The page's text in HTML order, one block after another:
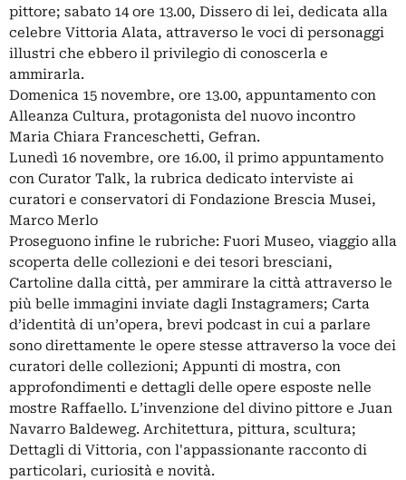
pittore; sabato 14 ore 13.00, Dissero di lei, dedicata alla
celebre Vittoria Alata, attraverso le voci di personaggi
illustri che ebbero il privilegio di conoscerla e
ammirarla.
Domenica 15 novembre, ore 13.00, appuntamento con
Alleanza Cultura, protagonista del nuovo incontro
Maria Chiara Franceschetti, Gefran.
Lunedì 16 novembre, ore 16.00, il primo appuntamento
con Curator Talk, la rubrica dedicato interviste ai
curatori e conservatori di Fondazione Brescia Musei,
Marco Merlo
Proseguono infine le rubriche: Fuori Museo, viaggio alla
scoperta delle collezioni e dei tesori bresciani,
Cartoline dalla città, per ammirare la città attraverso le
più belle immagini inviate dagli Instagramers; Carta
d’identità di un’opera, brevi podcast in cui a parlare
sono direttamente le opere stesse attraverso la voce dei
curatori delle collezioni; Appunti di mostra, con
approfondimenti e dettagli delle opere esposte nelle
mostre Raffaello. L’invenzione del divino pittore e Juan
Navarro Baldeweg. Architettura, pittura, scultura;
Dettagli di Vittoria, con l'appassionante racconto di
particolari, curiosità e novità.